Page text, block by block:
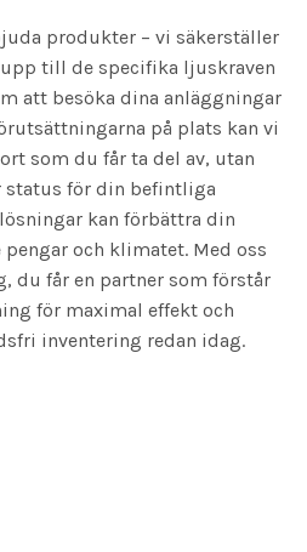
produkter – vi säkerställer
till de specifika ljuskraven
att besöka dina anläggningar
på plats kan vi
som du får ta del av, utan
status för din befintliga
kan förbättra din
och klimatet. Med oss
du får en partner som förstår
för maximal effekt och
inventering redan idag.